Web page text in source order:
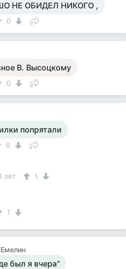
НЕ ОБИДЕЛ НИКОГО ,
0
В. Высоцкому
0
попрятали
0
лет
1
1
был я вчера"